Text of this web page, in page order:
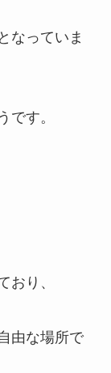
なっていま
です。
おり、
由な場所で